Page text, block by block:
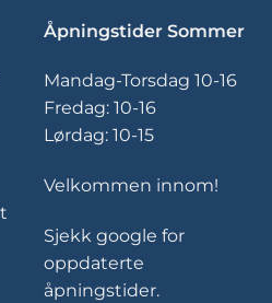
Åpningstider Sommer
Mandag-Torsdag 10-16
Fredag: 10-16
Lørdag: 10-15
Velkommen innom!
Sjekk google for
oppdaterte
åpningstider.